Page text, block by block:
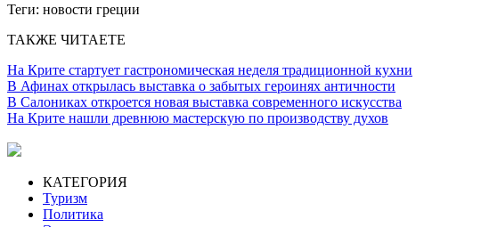
Теги: новости греции
ТАКЖЕ ЧИТАЕТЕ
На Крите стартует гастрономическая неделя традиционной кухни
В Афинах открылась выставка о забытых героинях античности
В Салониках откроется новая выставка современного искусства
На Крите нашли древнюю мастерскую по производству духов
КАТЕГОРИЯ
Туризм
Политика